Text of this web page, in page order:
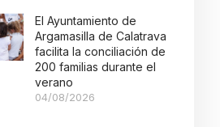
El Ayuntamiento de
Argamasilla de Calatrava
facilita la conciliación de
200 familias durante el
verano
04/08/2026